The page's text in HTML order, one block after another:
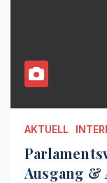
AKTUELL
Ausgang &